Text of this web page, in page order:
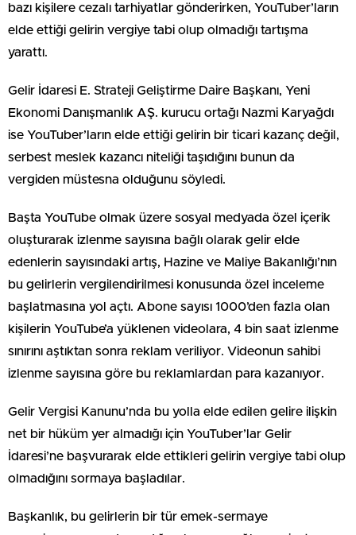
bazı kişilere cezalı tarhiyatlar gönderirken, YouTuber’ların
elde ettiği gelirin vergiye tabi olup olmadığı tartışma
yarattı.
Gelir İdaresi E. Strateji Geliştirme Daire Başkanı, Yeni
Ekonomi Danışmanlık AŞ. kurucu ortağı Nazmi Karyağdı
ise YouTuber’ların elde ettiği gelirin bir ticari kazanç değil,
serbest meslek kazancı niteliği taşıdığını bunun da
vergiden müstesna olduğunu söyledi.
Başta YouTube olmak üzere sosyal medyada özel içerik
oluşturarak izlenme sayısına bağlı olarak gelir elde
edenlerin sayısındaki artış, Hazine ve Maliye Bakanlığı’nın
bu gelirlerin vergilendirilmesi konusunda özel inceleme
başlatmasına yol açtı. Abone sayısı 1000’den fazla olan
kişilerin YouTube’a yüklenen videolara, 4 bin saat izlenme
sınırını aştıktan sonra reklam veriliyor. Videonun sahibi
izlenme sayısına göre bu reklamlardan para kazanıyor.
Gelir Vergisi Kanunu’nda bu yolla elde edilen gelire ilişkin
net bir hüküm yer almadığı için YouTuber’lar Gelir
İdaresi’ne başvurarak elde ettikleri gelirin vergiye tabi olup
olmadığını sormaya başladılar.
Başkanlık, bu gelirlerin bir tür emek-sermaye